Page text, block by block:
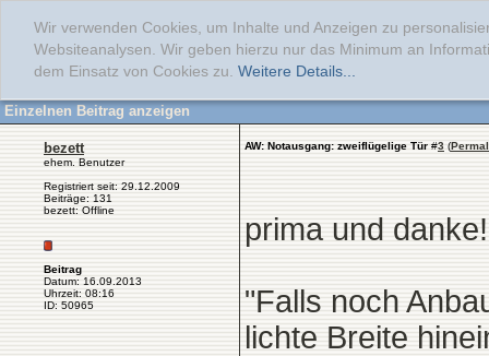
Wir verwenden Cookies, um Inhalte und Anzeigen zu
Websiteanalysen. Wir geben hierzu nur das Minimum an
dem Einsatz von Cookies zu. Weitere Details...
Einzelnen Beitrag anzeigen
bezett
ehem. Benutzer
Registriert seit: 29.12.2009
Beiträge: 131
bezett: Offline
Beitrag
Datum: 16.09.2013
Uhrzeit: 08:16
ID: 50965
AW: Notausgang: zweiflügelige Tür #3 (
prima und danke!
"Falls noch
lichte Breite